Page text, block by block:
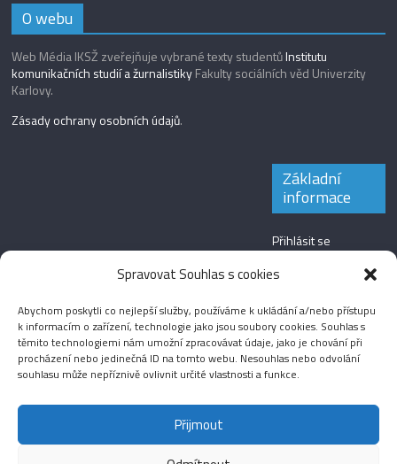
Spravovat Souhlas s cookies
Abychom poskytli co nejlepší služby, používáme k ukládání a/nebo přístupu
k informacím o zařízení, technologie jako jsou soubory cookies. Souhlas s
těmito technologiemi nám umožní zpracovávat údaje, jako je chování při
procházení nebo jedinečná ID na tomto webu. Nesouhlas nebo odvolání
souhlasu může nepříznivě ovlivnit určité vlastnosti a funkce.
Přijmout
O webu
Web Média IKSŽ zveřejňuje vybrané texty studentůInstitutu
komunikačních studií a žurnalistikyFakulty sociálních věd Univerzity
Karlovy.
Zásady ochrany osobních údajů.
Základní
informace
Přihlásit se
Zdroj kanálů
Kanál komentářů
Česká lokalizace